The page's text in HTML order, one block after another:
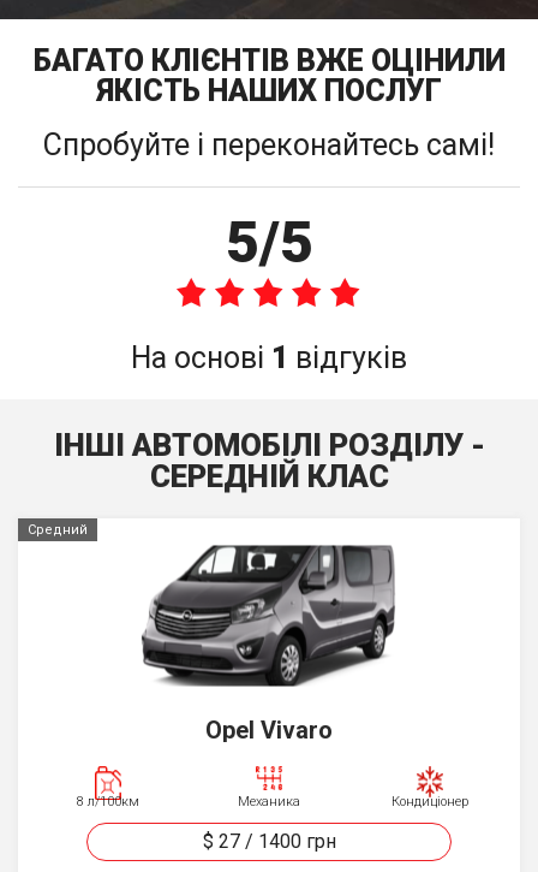
БАГАТО КЛІЄНТІВ ВЖЕ ОЦІНИЛИ
ЯКІСТЬ НАШИХ ПОСЛУГ
Спробуйте і переконайтесь самі!
5/5
На основі 1 відгуків
ІНШІ АВТОМОБІЛІ РОЗДІЛУ -
СЕРЕДНIЙ КЛАС
Средний
Opel Vivaro
8 л/100км Механика Кондиціонер
$ 27/ 1400 грн